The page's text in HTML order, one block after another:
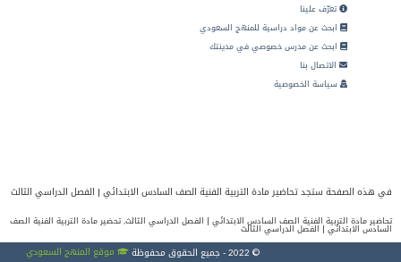
تعرّف علينا
ابحث عن مواد دراسية للمنهج السعودي
ابحث عن مدرس خصوصي في مدينتك
الاتصال بنا
سياسة الخصوصية
في هذه الصفحة ستجد تحاضير مادة التربية الفنية الصف السادس الابتدائي | الفصل الدراسي الثالث
تحاضير مادة التربية الفنية الصف السادس الابتدائي | الفصل الدراسي الثالث, تحضير مادة التربية الفنية الصف
السادس الابتدائي | الفصل الدراسي الثالث
© 2022 - جميع الحقوق محفوظة موقع المنهج السعودي